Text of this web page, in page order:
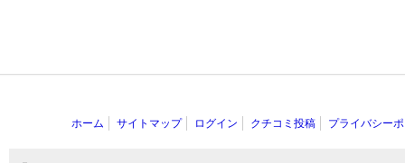
ホーム サイトマップ ログイン クチコミ投稿 プライバシー